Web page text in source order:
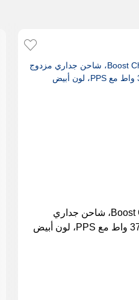
بيلكن Boost Charge، شاحن جداري